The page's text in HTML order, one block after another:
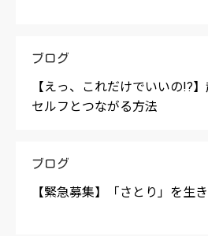
ブログ
【えっ、これだけでいいの!?
セルフとつながる方法
ブログ
【緊急募集】「さとり」を生